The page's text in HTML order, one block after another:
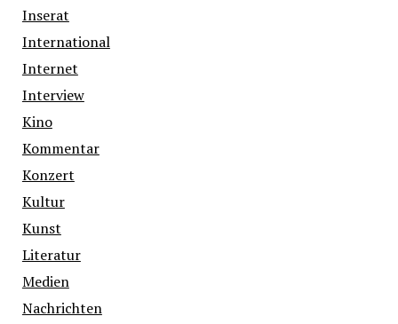
Inserat
International
Internet
Interview
Kino
Kommentar
Konzert
Kultur
Kunst
Literatur
Medien
Nachrichten